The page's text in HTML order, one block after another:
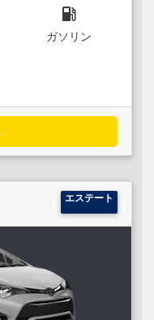
local_gas_station
ガソリン
エステート